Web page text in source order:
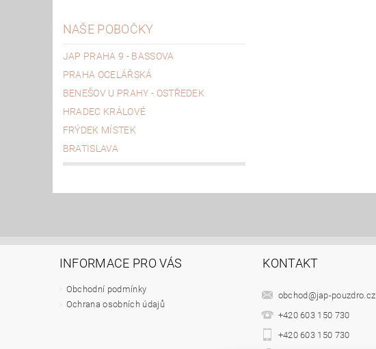
NAŠE POBOČKY
JAP PRAHA 9 - BASSOVA
PRAHA OCELÁŘSKÁ
BENEŠOV U PRAHY - OSTŘEDEK
HRADEC KRÁLOVÉ
FRÝDEK MÍSTEK
BRATISLAVA
INFORMACE PRO VÁS
Obchodní podmínky
Ochrana osobních údajů
KONTAKT
obchod@jap-pouzdro.cz
+420 603 150 730
+420 603 150 730